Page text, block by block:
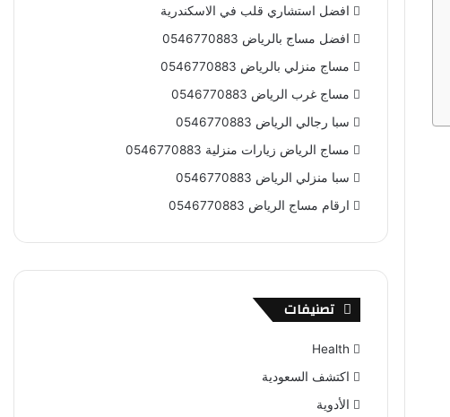
افضل استشاري قلب في الاسكندرية
افضل مساج بالرياض 0546770883
مساج منزلي بالرياض 0546770883
مساج غرب الرياض 0546770883
سبا رجالي الرياض 0546770883
مساج الرياض زيارات منزلية 0546770883
سبا منزلي الرياض 0546770883
ارقام مساج الرياض 0546770883
تصنيفات
Health
اكتشف السعودية
الأدوية